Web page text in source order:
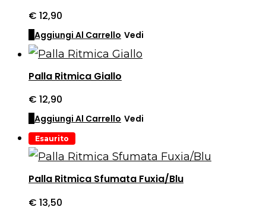
€ 12,90
Aggiungi Al Carrello Vedi
Palla Ritmica Giallo
€ 12,90
Aggiungi Al Carrello Vedi
Esaurito
Palla Ritmica Sfumata Fuxia/Blu
€ 13,50